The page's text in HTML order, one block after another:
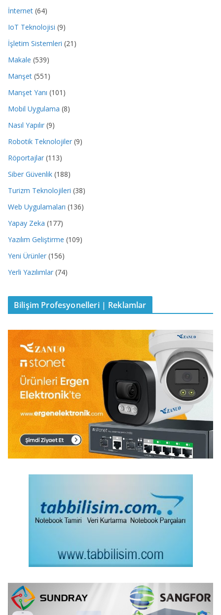
İnternet (64)
IoT Teknolojisi (9)
İşletim Sistemleri (21)
Makale (539)
Manşet (551)
Manşet Yanı (101)
Mobil Uygulama (8)
Nasıl Yapılır (9)
Robotik Teknolojiler (9)
Röportajlar (113)
Siber Güvenlik (188)
Turizm Teknolojileri (38)
Web Uygulamaları (136)
Yapay Zeka (177)
Yazılım Geliştirme (109)
Yeni Ürünler (156)
Yerli Yazılımlar (74)
Bilişim Profesyonelleri | Reklamlar